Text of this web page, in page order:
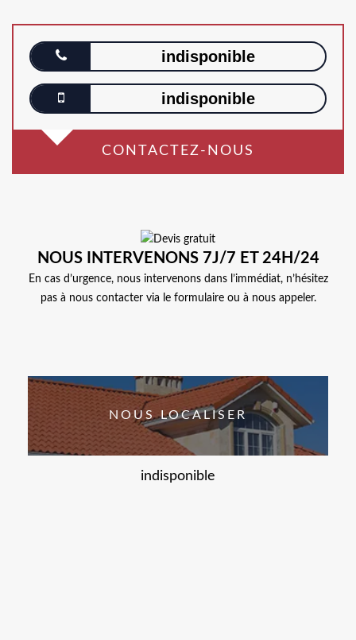
indisponible
indisponible
CONTACTEZ-NOUS
NOUS INTERVENONS 7J/7 ET 24H/24
En cas d’urgence, nous intervenons dans l’immédiat, n’hésitez
pas à nous contacter via le formulaire ou à nous appeler.
NOUS LOCALISER
indisponible